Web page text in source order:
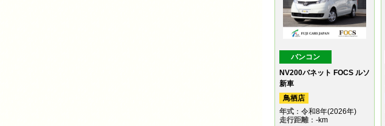
バンコン
NV200バネット FOCS ルソ
新車
鳥栖店
年式：令和8年(2026年)
走行距離：-km